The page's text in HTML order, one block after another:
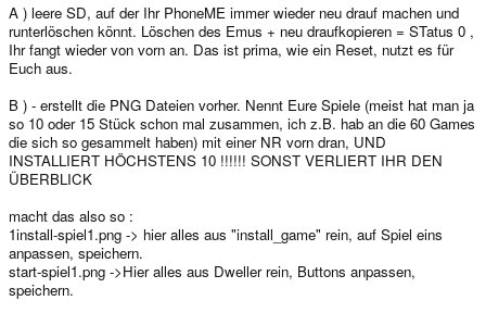
A ) leere SD, auf der Ihr PhoneME immer wieder neu drauf machen und
runterlöschen könnt. Löschen des Emus + neu draufkopieren = STatus 0 ,
Ihr fangt wieder von vorn an. Das ist prima, wie ein Reset, nutzt es für
Euch aus.
B ) - erstellt die PNG Dateien vorher. Nennt Eure Spiele (meist hat man ja
so 10 oder 15 Stück schon mal zusammen, ich z.B. hab an die 60 Games
die sich so gesammelt haben) mit einer NR vorn dran, UND
INSTALLIERT HÖCHSTENS 10 !!!!!! SONST VERLIERT IHR DEN
ÜBERBLICK
macht das also so :
1install-spiel1.png -> hier alles aus "install_game" rein, auf Spiel eins
anpassen, speichern.
start-spiel1.png ->Hier alles aus Dweller rein, Buttons anpassen,
speichern.